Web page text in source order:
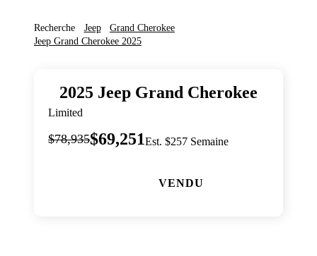
Recherche Jeep
Grand Cherokee
Jeep Grand Cherokee 2025
2025 Jeep Grand Cherokee
Limited
$78,935$69,251Est. $257 Semaine
VENDU